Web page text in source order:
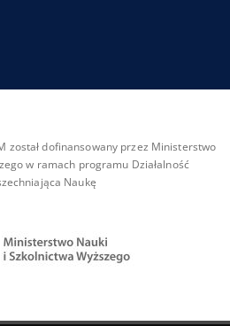
został dofinansowany przez Ministerstwo
w ramach programu Działalność
Naukę